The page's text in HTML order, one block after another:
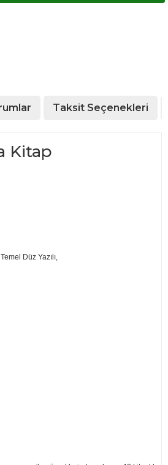
Taksit Seçenekleri
Kitap
Düz Yazılı,